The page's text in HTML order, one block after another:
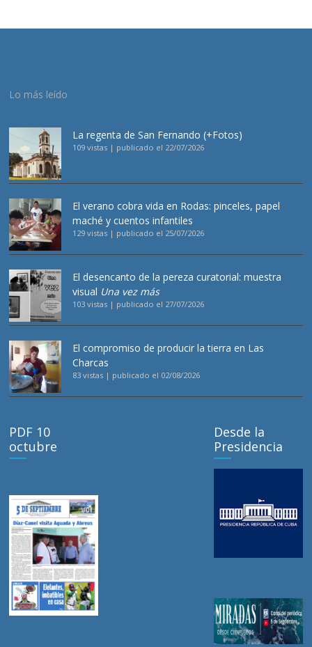
Lo más leído
La regenta de San Fernando (+Fotos)
109 vistas | publicado el 22/07/2026
El verano cobra vida en Rodas: pinceles, papel
maché y cuentos infantiles
129 vistas | publicado el 25/07/2026
El desencanto de la pereza curatorial: muestra
visual Una vez más
103 vistas | publicado el 27/07/2026
El compromiso de producir la tierra en Las
Charcas
83 vistas | publicado el 02/08/2026
PDF 10
octubre
Desde la
Presidencia